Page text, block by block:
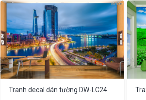
Tranh decal dán tường DW-LC24